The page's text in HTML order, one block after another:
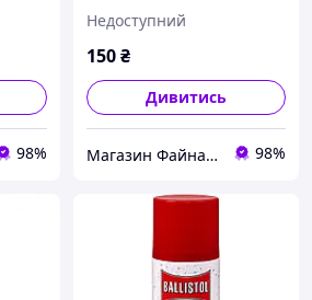
98%
спрей для взуття та
аксесуарів
Недоступний
150₴
Дивитись
Магазин Файна майстерня 98%